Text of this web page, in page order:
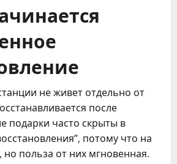
не живет отдельно от
после
подарки часто скрыты в
потому что на
но польза от них мгновенная.